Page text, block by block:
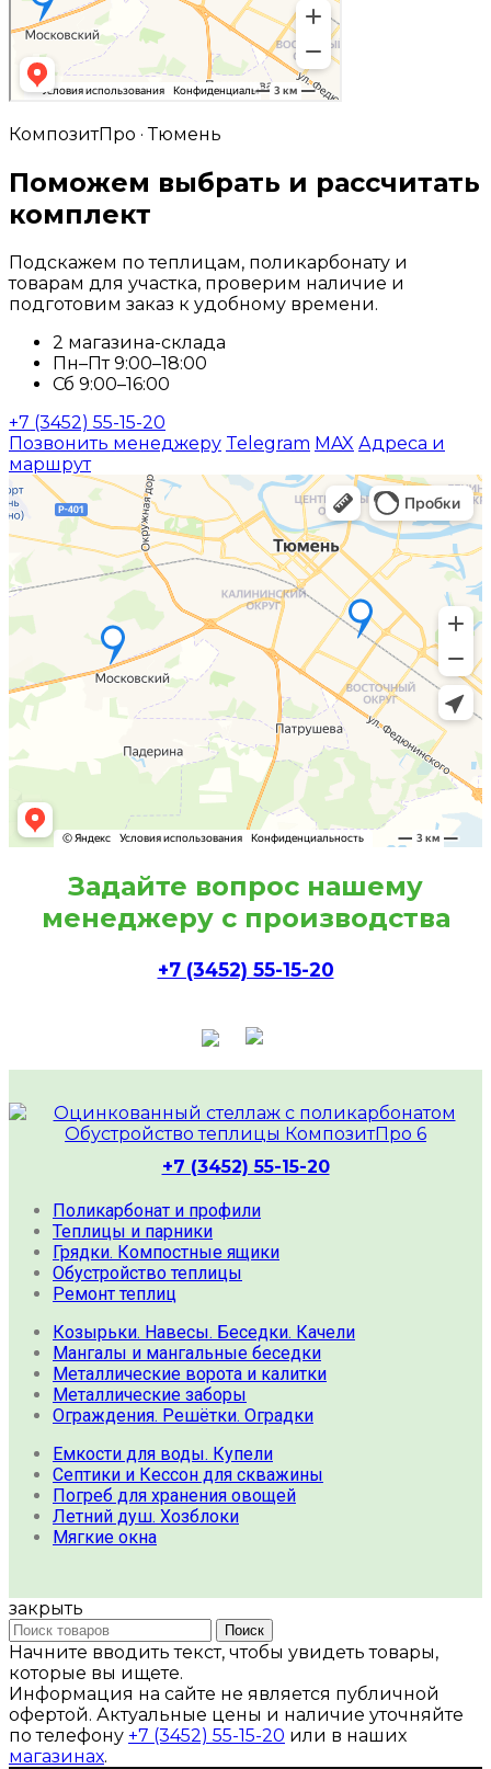
КомпозитПро · Тюмень
Поможем выбрать и рассчитать
комплект
Подскажем по теплицам, поликарбонату и
товарам для участка, проверим наличие и
подготовим заказ к удобному времени.
2 магазина-склада
Пн–Пт 9:00–18:00
Сб 9:00–16:00
+7 (3452) 55-15-20
Позвонить менеджеру Telegram MAX Адреса и
маршрут
Задайте вопрос нашему
менеджеру с производства
+7 (3452) 55-15-20
+7 (3452) 55-15-20
Поликарбонат и профили
Теплицы и парники
Грядки. Компостные ящики
Обустройство теплицы
Ремонт теплиц
Козырьки. Навесы. Беседки. Качели
Мангалы и мангальные беседки
Металлические ворота и калитки
Металлические заборы
Ограждения. Решётки. Оградки
Емкости для воды. Купели
Септики и Кессон для скважины
Погреб для хранения овощей
Летний душ. Хозблоки
Мягкие окна
закрыть
Поиск
Начните вводить текст, чтобы увидеть товары,
которые вы ищете.
Информация на сайте не является публичной
офертой. Актуальные цены и наличие уточняйте
по телефону +7 (3452) 55-15-20 или в наших
магазинах.